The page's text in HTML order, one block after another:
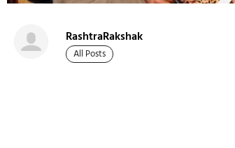
RashtraRakshak
All Posts